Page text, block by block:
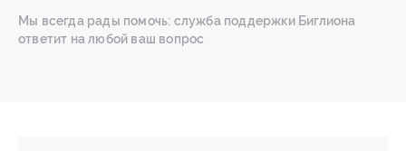
Мы всегда рады помочь: служба поддержки Биглиона
ответит на любой ваш вопрос